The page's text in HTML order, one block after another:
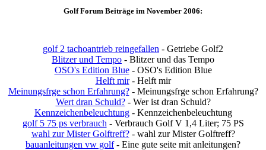
Golf Forum Beiträge im November 2006:
golf 2 tachoantrieb reingefallen - Getriebe Golf2
Blitzer und Tempo - Blitzer und das Tempo
OSO's Edition Blue- OSO's Edition Blue
Helft mir- Helft mir
Meinungsfrge schon Erfahrung?- Meinungsfrge schon Erfahrung?
Wert dran Schuld?- Wer ist dran Schuld?
Kennzeichenbeleuchtung- Kennzeichenbeleuchtung
golf 5 75 ps verbrauch - Verbrauch Golf V 1,4 Liter; 75 PS
wahl zur Mister Golftreff?- wahl zur Mister Golftreff?
bauanleitungen vw golf- Eine gute seite mit anleitungen?